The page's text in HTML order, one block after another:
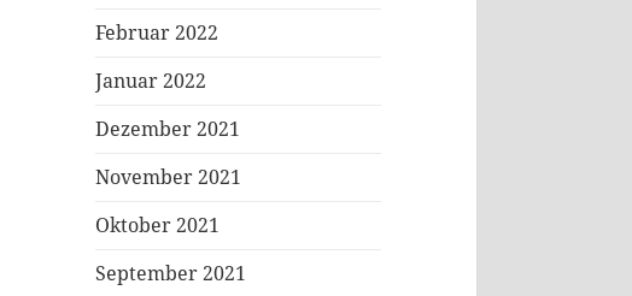
Februar 2022
Januar 2022
Dezember 2021
November 2021
Oktober 2021
September 2021